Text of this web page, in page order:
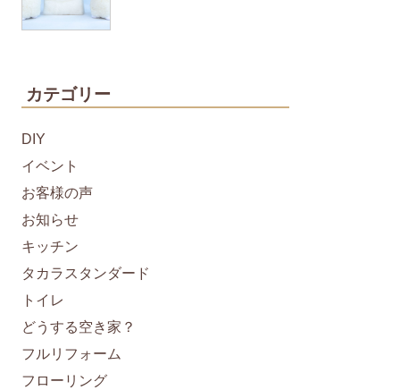
カテゴリー
DIY
イベント
お客様の声
お知らせ
キッチン
タカラスタンダード
トイレ
どうする空き家？
フルリフォーム
フローリング